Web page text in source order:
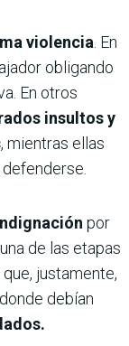
violencia. En
obligando
En otros
insultos y
, mientras ellas
defenderse.
por
de las etapas
justamente,
debían